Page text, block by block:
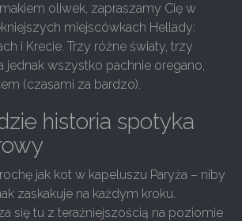
oliwek, zapraszamy Cię w
miejscówkach Hellady:
i Krecie. Trzy różne światy, trzy
jednak wszystko pachnie oregano,
(czasami za bardzo).
historia spotyka
jak kot w kapeluszu Paryża – niby
zaskakuje na każdym kroku.
się tu z teraźniejszością na poziomie